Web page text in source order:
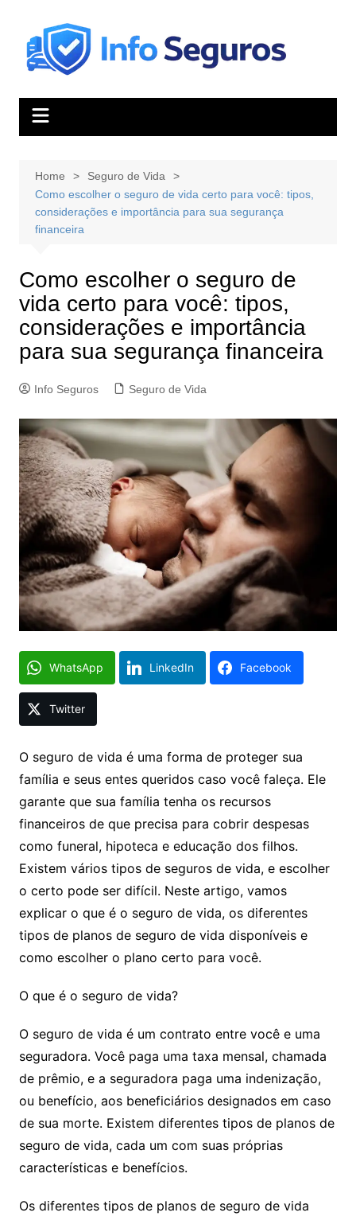
content
Home
Seguro de Vida
Como escolher o seguro de vida certo para você: tipos,
considerações e importância para sua segurança
financeira
Como escolher o seguro de
vida certo para você: tipos,
considerações e importância
para sua segurança financeira
Info Seguros Seguro de Vida
WhatsApp LinkedIn Facebook
Twitter
O seguro de vida é uma forma de proteger sua
família e seus entes queridos caso você faleça. Ele
garante que sua família tenha os recursos
financeiros de que precisa para cobrir despesas
como funeral, hipoteca e educação dos filhos.
Existem vários tipos de seguros de vida, e escolher
o certo pode ser difícil. Neste artigo, vamos
explicar o que é o seguro de vida, os diferentes
tipos de planos de seguro de vida disponíveis e
como escolher o plano certo para você.
O que é o seguro de vida?
O seguro de vida é um contrato entre você e uma
seguradora. Você paga uma taxa mensal, chamada
de prêmio, e a seguradora paga uma indenização,
ou benefício, aos beneficiários designados em caso
de sua morte. Existem diferentes tipos de planos de
seguro de vida, cada um com suas próprias
características e benefícios.
Os diferentes tipos de planos de seguro de vida